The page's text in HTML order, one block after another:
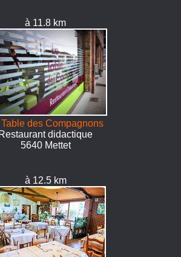
à 11.8 km
Table des Compagnons
Restaurant didactique
5640 Mettet
à 12.5 km